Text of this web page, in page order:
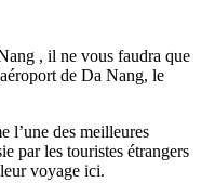
, il ne vous faudra que
de Da Nang, le
l’une des meilleures
par les touristes étrangers
voyage ici.